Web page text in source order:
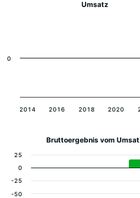
Umsatz
2014 2016 2018 2020
0
Bruttoergebnis vom
-50
-25
0
25